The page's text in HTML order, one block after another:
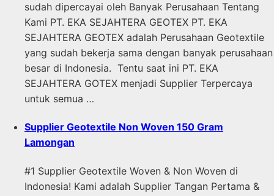
sudah dipercayai oleh Banyak Perusahaan Tentang
Kami PT. EKA SEJAHTERA GEOTEX PT. EKA
SEJAHTERA GEOTEX adalah Perusahaan Geotextile
yang sudah bekerja sama dengan banyak perusahaan
besar di Indonesia. Tentu saat ini PT. EKA
SEJAHTERA GOTEX menjadi Supplier Terpercaya
untuk semua …
Supplier Geotextile Non Woven 150 Gram
Lamongan
#1 Supplier Geotextile Woven & Non Woven di
Indonesia! Kami adalah Supplier Tangan Pertama &